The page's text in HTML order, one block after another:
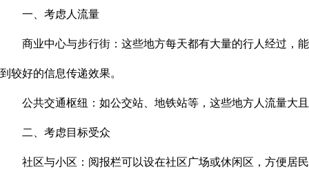
一、考虑人流量
商业中心与步行街：这些地方每天都有大量的行人经过，能
到较好的信息传递效果。
公共交通枢纽：如公交站、地铁站等，这些地方人流量大
二、考虑目标受众
社区与小区：阅报栏可以设在社区广场或休闲区，方便居民